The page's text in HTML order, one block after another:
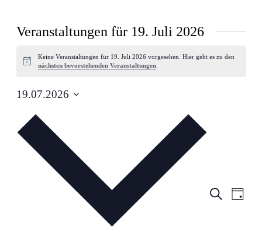
Veranstaltungen für 19. Juli 2026
Hinweis
Keine Veranstaltungen für 19. Juli 2026 vorgesehen. Hier geht es zu den
nächsten bevorstehenden Veranstaltungen
Suche
Tag
19.07.2026
wählen.